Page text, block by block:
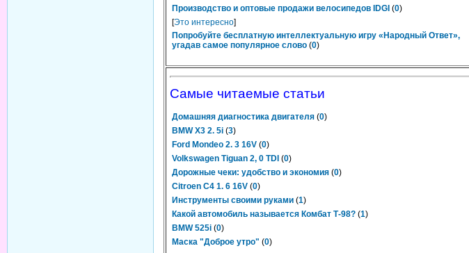
Производство и оптовые продажи велосипедов IDGI (0)
[Это интересно]
Попробуйте бесплатную интеллектуальную игру «Народный Ответ»,
угадав самое популярное слово (0)
Самые читаемые статьи
Домашняя диагностика двигателя (0)
BMW X3 2. 5i (3)
Ford Mondeo 2. 3 16V (0)
Volkswagen Tiguan 2, 0 TDI (0)
Дорожные чеки: удобство и экономия (0)
Citroen C4 1. 6 16V (0)
Инструменты своими руками (1)
Какой автомобиль называется Комбат Т-98? (1)
BMW 525i (0)
Маска "Доброе утро" (0)